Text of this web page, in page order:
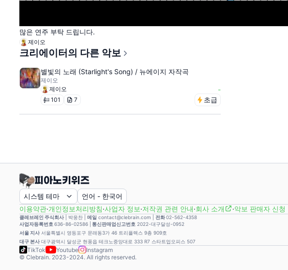
많은 연주 부탁 드립니다.
제이오
크리에이터의 다른 악보
별빛의 노래 (Starlight's Song) / 뉴에이지 자작곡
제이오
제이오
-
101 7 초급
시스템 테마 언어 - 한국어
이용약관·개인정보처리방침·사업자 정보·저작권 관련 안내·회사 소개 ·악보 판매자 신청
클레브레인 주식회사| 박웅찬 메일 contact@clebrain.com | 전화02-562-4358
사업자등록번호 636-86-02586 | 통신판매업신고번호 2022-대구달성-0952
서울 지사 서울특별시 영등포구 문래동3가 46 트리플렉스 9층 909호
대구 본사 대구광역시 달성군 현풍읍 테크노중앙대로 333 R7 스타트업오피스 507
TikTok Youtube
Instagram
© Clebrain. 2023-2024. All rights reserved.